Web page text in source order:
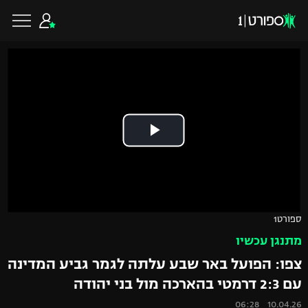
ליגיונרים
גביע המדינה
ליגה אירופית
כדורסל ישראלי
ליגה לאומית
כדורסל עולמי
NBA
ספורט1
מתנגן עכשיו
צפו: הפועל באר שבע עלתה לגמר גביע המדינה
עם 2:3 דרמטי בהארכה מול בני יהודה
10.04.26 06:28